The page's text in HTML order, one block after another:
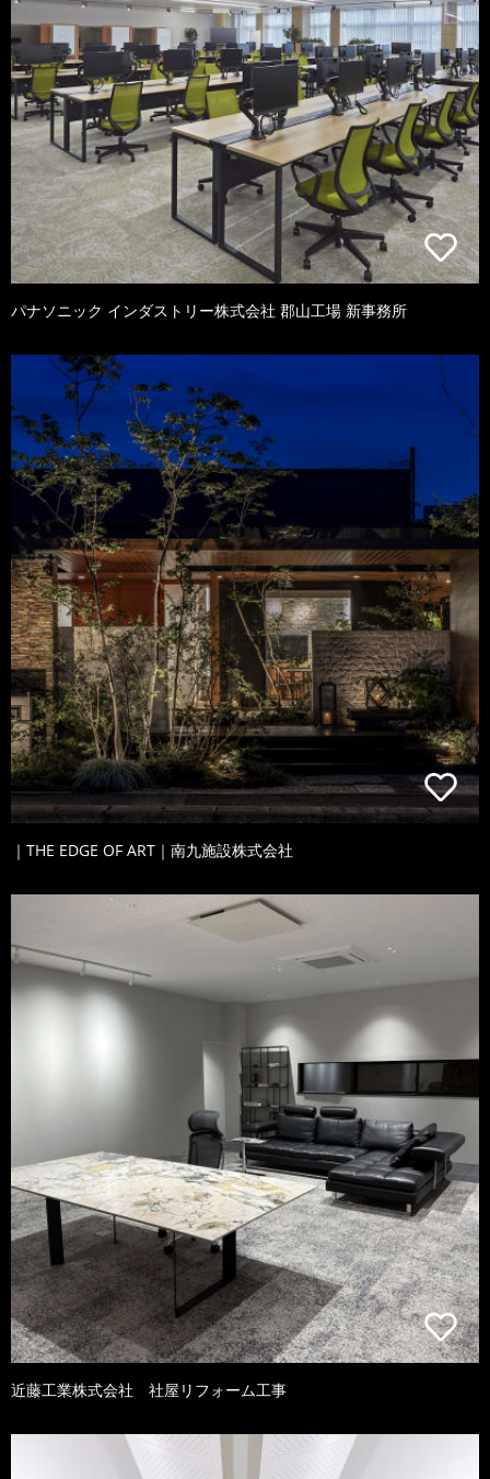
パナソニック インダストリー株式会社 郡山工場 新事務所
｜THE EDGE OF ART｜南九施設株式会社
近藤工業株式会社 社屋リフォーム工事